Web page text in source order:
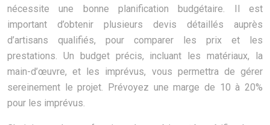
nécessite une bonne planification budgétaire. Il est
important d’obtenir plusieurs devis détaillés auprès
d’artisans qualifiés, pour comparer les prix et les
prestations. Un budget précis, incluant les matériaux, la
main-d’œuvre, et les imprévus, vous permettra de gérer
sereinement le projet. Prévoyez une marge de 10 à 20%
pour les imprévus.